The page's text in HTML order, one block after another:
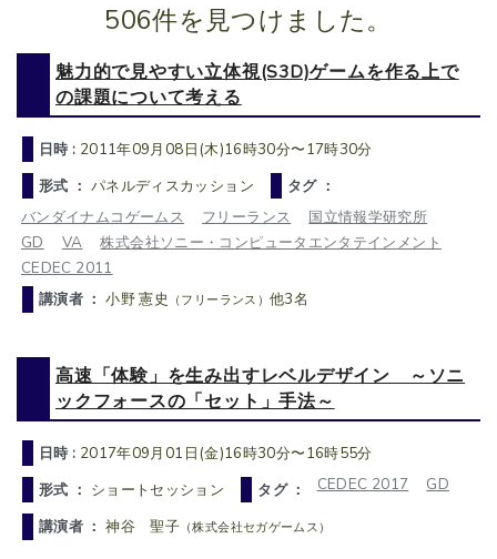
506件を見つけました。
魅力的で見やすい立体視(S3D)ゲームを作る上で
の課題について考える
日時 : 2011年09月08日(木)16時30分〜17時30分
形式 ： パネルディスカッション
タグ ：
バンダイナムコゲームス
フリーランス
国立情報学研究所
GD
VA
株式会社ソニー・コンピュータエンタテインメント
CEDEC 2011
講演者 ：小野 憲史 （フリーランス） 他3名
高速「体験」を生み出すレベルデザイン ～ソニ
ックフォースの「セット」手法～
日時 : 2017年09月01日(金)16時30分〜16時55分
形式 ： ショートセッション タグ ： CEDEC 2017
GD
講演者 ：神谷 聖子 （株式会社セガゲームス）